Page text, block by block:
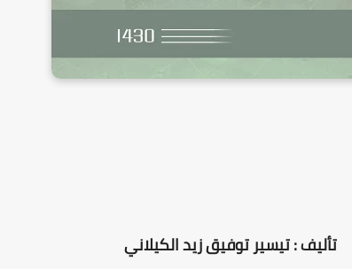
تأليف : تيسير توفيق زيد الكيلاني